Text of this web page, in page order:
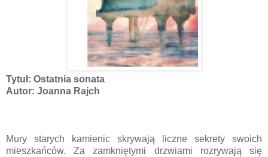
Tytuł: Ostatnia sonata
Autor: Joanna Rajch
Mury starych kamienic skrywają liczne sekrety swoich
mieszkańców. Za zamkniętymi drzwiami rozrywają się